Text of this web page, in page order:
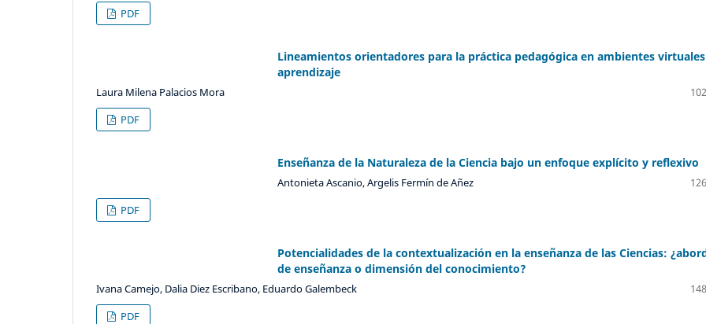
PDF
Lineamientos orientadores para la práctica pedagógica en ambientes
aprendizaje
Laura Milena Palacios Mora
PDF
Enseñanza de la Naturaleza de la Ciencia bajo un enfoque explícito y reflexivo
Antonieta Ascanio, Argelis Fermín de Añez
PDF
Potencialidades de la contextualización en la enseñanza de las Ciencias:
de enseñanza o dimensión del conocimiento?
Ivana Camejo, Dalia Diez Escribano, Eduardo Galembeck
PDF